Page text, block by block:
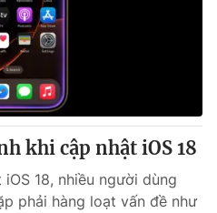
khi cập nhật iOS 18
18, nhiều người dùng
phải hàng loạt vấn đề như